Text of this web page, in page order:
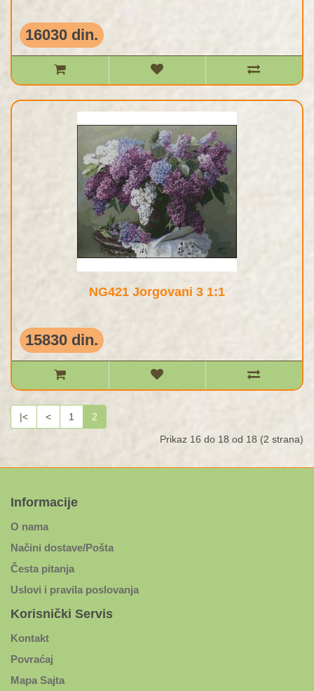
16030 din.
NG421 Jorgovani 3 1:1
15830 din.
|< < 1
2
Prikaz 16 do 18 od 18 (2 strana)
Informacije
O nama
Načini dostave/Pošta
Česta pitanja
Uslovi i pravila poslovanja
Korisnički Servis
Kontakt
Povraćaj
Mapa Sajta